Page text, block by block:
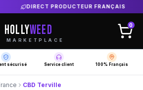
GRATUITE SELON PRODUCTEUR
HOLLYWEED
MARKETPLACE
0
sécurisé Service client 100% Français
CBD Terville